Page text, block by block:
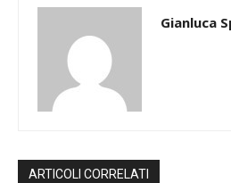
Gianluca
ARTICOLI CORRELATI